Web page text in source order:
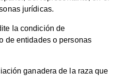
jurídicas.
la condición de
de entidades o personas
ganadera de la raza que